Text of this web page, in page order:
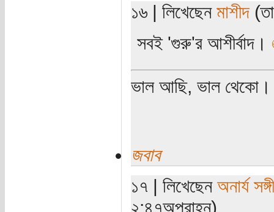
১৬ | লিখেছেন মাশীদ
সবই 'গুরু'র আশীর্বাদ।
ভাল আছি, ভাল থেকো।
জবাব
১৭ | লিখেছেন অনার্য
২:৪৭অপরাহ্ন)